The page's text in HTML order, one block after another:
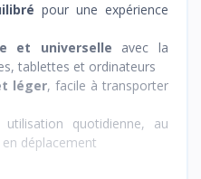
pour une expérience
et universelle avec la
tablettes et ordinateurs
léger, facile à transporter
quotidienne, au
déplacement